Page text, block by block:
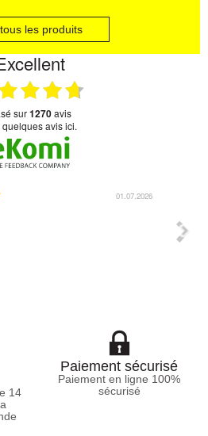
les produits
sur1270avis
quelques avis ici.
01.07.2026
14
Paiement sécurisé
Paiement en ligne 100%
sécurisé